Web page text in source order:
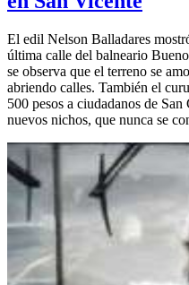
El edil Nelson Balladares
última calle del balneario
se observa que el terreno se
abriendo calles. También el
500 pesos a ciudadanos de
nuevos nichos, que nunca se